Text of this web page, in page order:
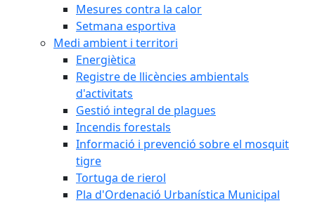
Mesures contra la calor
Setmana esportiva
Medi ambient i territori
Energiètica
Registre de llicències ambientals
d'activitats
Gestió integral de plagues
Incendis forestals
Informació i prevenció sobre el mosquit
tigre
Tortuga de rierol
Pla d'Ordenació Urbanística Municipal